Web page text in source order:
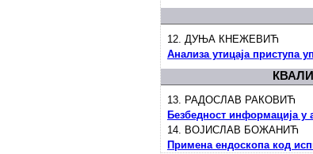
12. ДУЊА КНЕЖЕВИЋ
Анализа утицаја приступа
13. РАДОСЛАВ РАКОВИЋ
Безбедност информација у
14. ВОЈИСЛАВ БОЖАНИЋ
Примена ендоскопа код